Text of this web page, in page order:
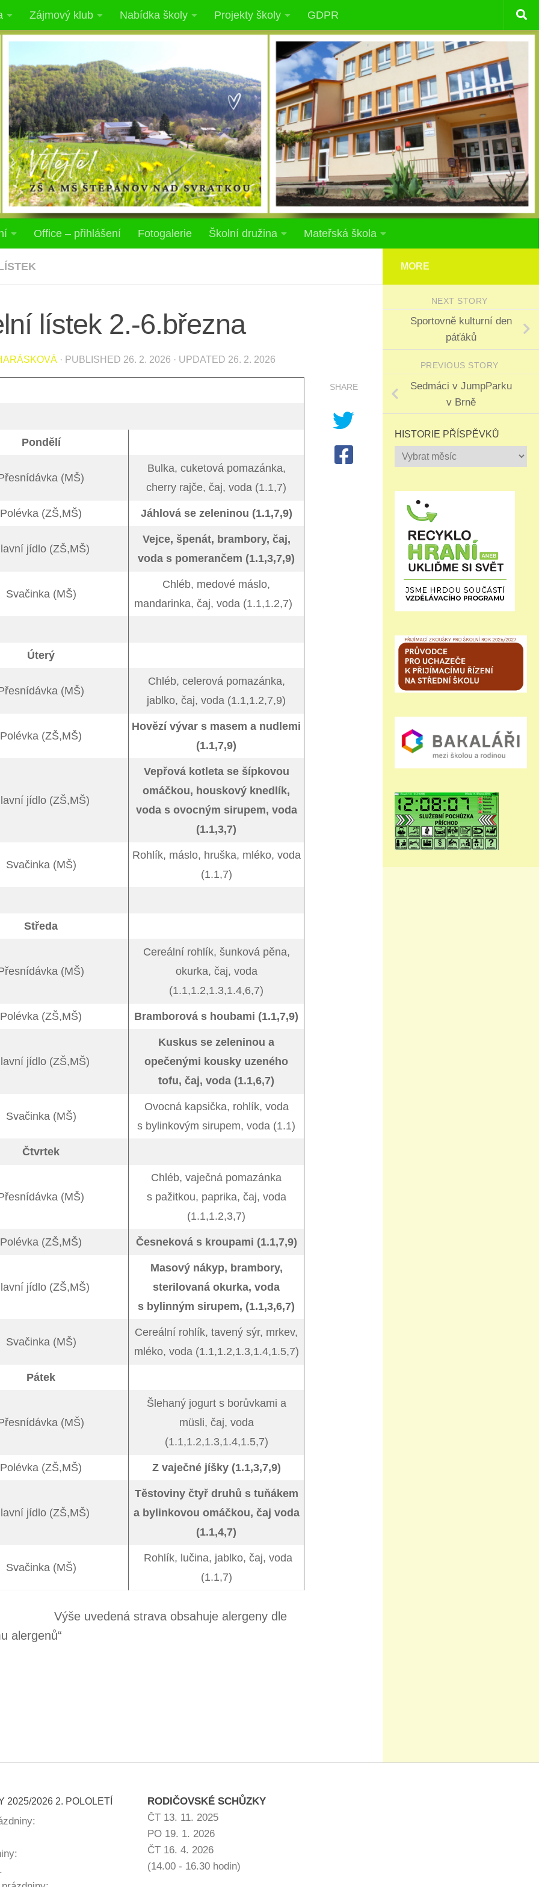
Zájmový klub Nabídka školy Projekty školy GDPR
Office – přihlášení Fotogalerie Školní družina Mateřská škola
lístek 2.-6.března
· PUBLISHED 26. 2. 2026 · UPDATED 26. 2. 2026
Pondělí
(MŠ)
Bulka, cuketová pomazánka,
cherry rajče, čaj, voda (1.1,7)
Polévka (ZŠ,MŠ) Jáhlová se zeleninou (1.1,7,9)
jídlo (ZŠ,MŠ)
Vejce, špenát, brambory, čaj,
voda s pomerančem (1.1,3,7,9)
Svačinka (MŠ)
Chléb, medové máslo,
mandarinka, čaj, voda (1.1,1.2,7)
Úterý
(MŠ)
Chléb, celerová pomazánka,
jablko, čaj, voda (1.1,1.2,7,9)
Polévka (ZŠ,MŠ)
Hovězí vývar s masem a nudlemi
(1.1,7,9)
jídlo (ZŠ,MŠ)
Vepřová kotleta se šípkovou
omáčkou, houskový knedlík,
voda s ovocným sirupem, voda
(1.1,3,7)
Svačinka (MŠ)
Rohlík, máslo, hruška, mléko, voda
(1.1,7)
Středa
(MŠ)
Cereální rohlík, šunková pěna,
okurka, čaj, voda
(1.1,1.2,1.3,1.4,6,7)
Polévka (ZŠ,MŠ) Bramborová s houbami (1.1,7,9)
jídlo (ZŠ,MŠ)
Kuskus se zeleninou a
opečenými kousky uzeného
tofu, čaj, voda (1.1,6,7)
Svačinka (MŠ)
Ovocná kapsička, rohlík, voda
s bylinkovým sirupem, voda (1.1)
Čtvrtek
(MŠ)
Chléb, vaječná pomazánka
s pažitkou, paprika, čaj, voda
(1.1,1.2,3,7)
Polévka (ZŠ,MŠ) Česneková s kroupami (1.1,7,9)
jídlo (ZŠ,MŠ)
Masový nákyp, brambory,
sterilovaná okurka, voda
s bylinným sirupem, (1.1,3,6,7)
Svačinka (MŠ)
Cereální rohlík, tavený sýr, mrkev,
mléko, voda (1.1,1.2,1.3,1.4,1.5,7)
Pátek
(MŠ)
Šlehaný jogurt s borůvkami a
müsli, čaj, voda
(1.1,1.2,1.3,1.4,1.5,7)
Polévka (ZŠ,MŠ) Z vaječné jíšky (1.1,3,7,9)
jídlo (ZŠ,MŠ)
Těstoviny čtyř druhů s tuňákem
a bylinkovou omáčkou, čaj voda
(1.1,4,7)
Svačinka (MŠ)
Rohlík, lučina, jablko, čaj, voda
(1.1,7)
strava obsahuje alergeny dle
alergenů“
SHARE
MORE
NEXT STORY
Sportovně kulturní den
páťáků
PREVIOUS STORY
Sedmáci v JumpParku
v Brně
HISTORIE PŘÍSPĚVKŮ
Historie
příspěvků
2025/2026 2. POLOLETÍ
RODIČOVSKÉ SCHŮZKY
ČT 13. 11. 2025
PO 19. 1. 2026
ČT 16. 4. 2026
(14.00 - 16.30 hodin)